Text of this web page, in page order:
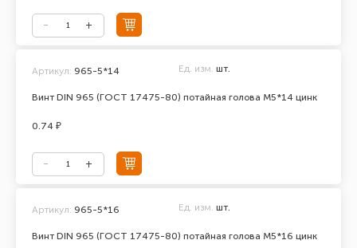
Винт DIN 965 (ГОСТ 17475-80) потайная голова М5*14 цинк
Артикул: 965-5*14 Ед. изм. шт.
0.74 ₽
Винт DIN 965 (ГОСТ 17475-80) потайная голова М5*16 цинк
Артикул: 965-5*16 Ед. изм. шт.